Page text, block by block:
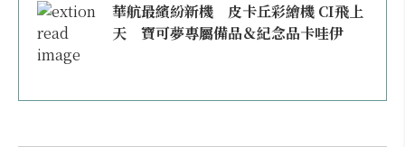
華航最繽紛新機 皮卡丘彩繪機 CI飛上
天 寶可夢專屬備品＆紀念品卡哇伊